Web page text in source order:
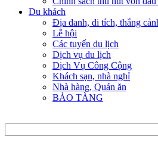
Du khách
Địa danh, di tích, thắng
Lễ hội
Các tuyến du lịch
Dịch vụ du lịch
Dịch Vụ Công Cộng
Khách sạn, nhà nghỉ
Nhà hàng, Quán ăn
BẢO TÀNG